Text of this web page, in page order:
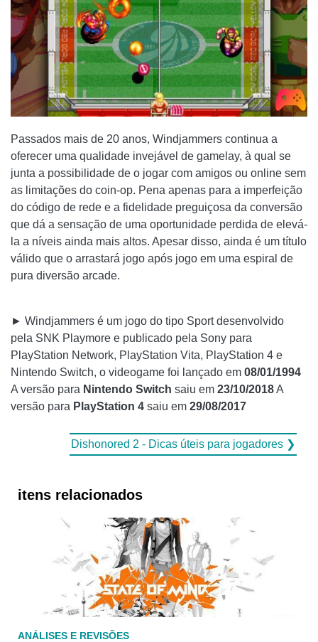
Passados ​​mais de 20 anos, Windjammers continua a
oferecer uma qualidade invejável de gamelay, à qual se
junta a possibilidade de o jogar com amigos ou online sem
as limitações do coin-op. Pena apenas para a imperfeição
do código de rede e a fidelidade preguiçosa da conversão
que dá a sensação de uma oportunidade perdida de elevá-
la a níveis ainda mais altos. Apesar disso, ainda é um título
válido que o arrastará jogo após jogo em uma espiral de
pura diversão arcade.
► Windjammers é um jogo do tipo Sport desenvolvido
pela SNK Playmore e publicado pela Sony para
PlayStation Network, PlayStation Vita, PlayStation 4 e
Nintendo Switch, o videogame foi lançado em 08/01/1994
A versão para Nintendo Switch saiu em 23/10/2018A
versão para PlayStation 4 saiu em 29/08/2017
Dishonored 2 - Dicas úteis para jogadores ❯
itens relacionados
ANÁLISES E REVISÕES